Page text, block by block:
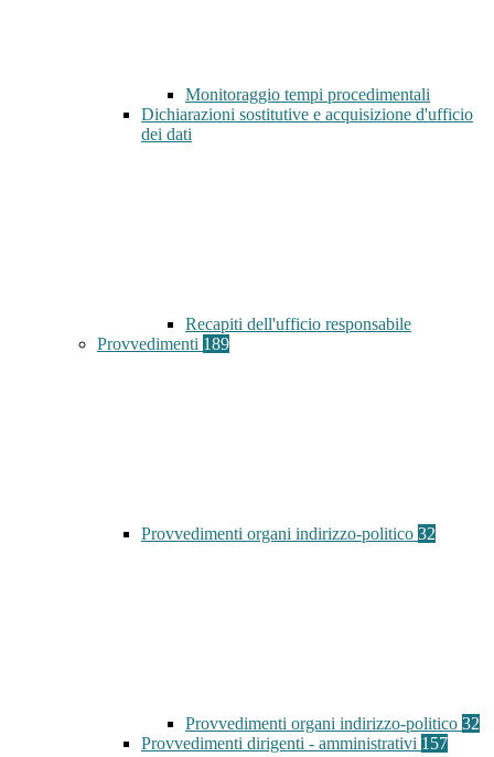
Monitoraggio tempi procedimentali
Dichiarazioni sostitutive e acquisizione d'ufficio
dei dati
Recapiti dell'ufficio responsabile
Provvedimenti 189
Provvedimenti organi indirizzo-politico 32
Provvedimenti organi indirizzo-politico 32
Provvedimenti dirigenti - amministrativi 157